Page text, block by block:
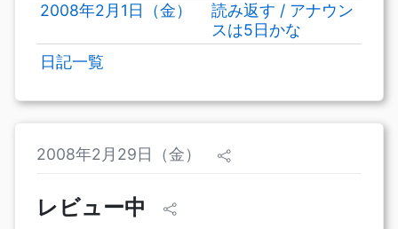
2008年2月1日（金）
読み返す / アナウン
スは5日かな
日記一覧
2008年2月29日（金）
レビュー中